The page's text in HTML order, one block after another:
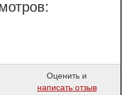
Оценить и
написать отзыв